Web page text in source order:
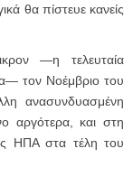
θα πίστευε κανείς
—η τελευταία
τον Νοέμβριο του
ανασυνδυασμένη
αργότερα, και στη
ΗΠΑ στα τέλη του